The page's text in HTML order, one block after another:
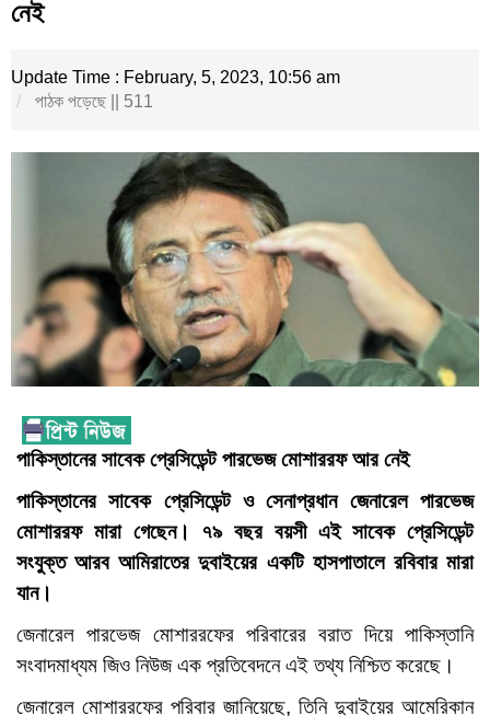
নেই
Update Time : February, 5, 2023, 10:56 am
পাঠক পড়েছে || 511
পাকিস্তানের সাবেক প্রেসিডেন্ট পারভেজ মোশাররফ আর নেই
পাকিস্তানের সাবেক প্রেসিডেন্ট ও সেনাপ্রধান জেনারেল পারভেজ
মোশাররফ মারা গেছেন। ৭৯ বছর বয়সী এই সাবেক প্রেসিডেন্ট
সংযুক্ত আরব আমিরাতের দুবাইয়ের একটি হাসপাতালে রবিবার মারা
যান।
জেনারেল পারভেজ মোশাররফের পরিবারের বরাত দিয়ে পাকিস্তানি
সংবাদমাধ্যম জিও নিউজ এক প্রতিবেদনে এই তথ্য নিশ্চিত করেছে।
জেনারেল মোশাররফের পরিবার জানিয়েছে, তিনি দুবাইয়ের আমেরিকান